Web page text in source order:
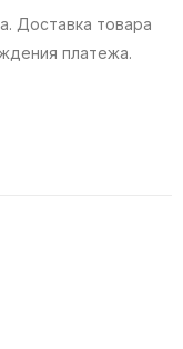
Доставка товара
платежа.